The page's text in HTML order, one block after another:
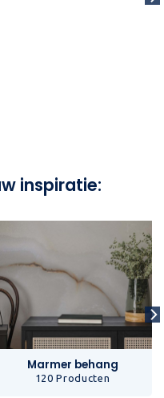
inspiratie:
Marmer behang
120 Producten